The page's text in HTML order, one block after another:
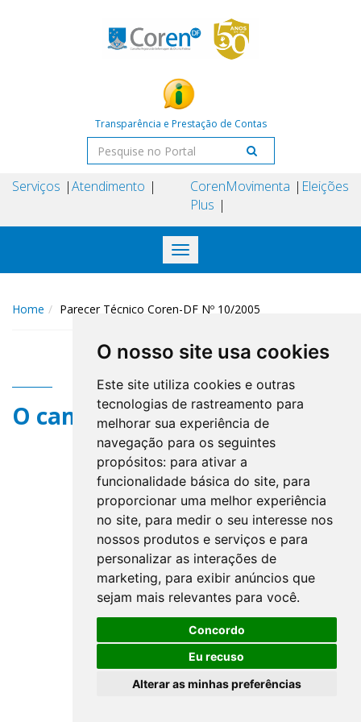
O nosso site usa cookies
Este site utiliza cookies e outras
tecnologias de rastreamento para
melhorar sua experiência de
navegação para os seguintes
propósitos: para ativar a
funcionalidade básica do site, para
proporcionar uma melhor experiência
no site, para medir o seu interesse nos
nossos produtos e serviços e para
personalizar as interações de
marketing, para exibir anúncios que
sejam mais relevantes para você.
Concordo
Eu recuso
Alterar as minhas preferências
Transparência e Prestação de Contas
Serviços Atendimento
Coren
Plus
Movimenta Eleições
Toggle
navigation
Home Parecer Técnico Coren-DF Nº 10/2005
O campo title não existe.